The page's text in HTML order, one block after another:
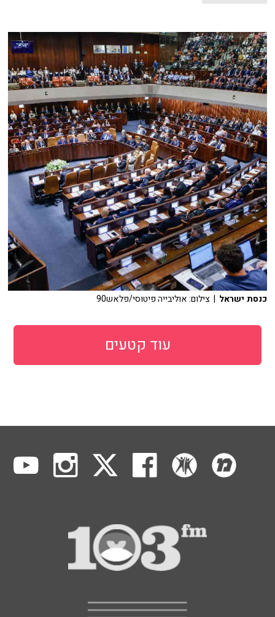
כנסת ישראל | צילום: אוליבייה פיטוסי/פלאש90
עוד קטעים